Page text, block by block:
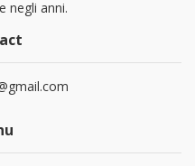
negli anni.